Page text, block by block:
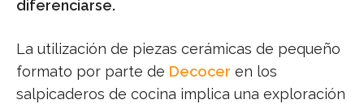
diferenciarse.
La utilización de piezas cerámicas de pequeño
formato por parte de Decocer en los
salpicaderos de cocina implica una exploración